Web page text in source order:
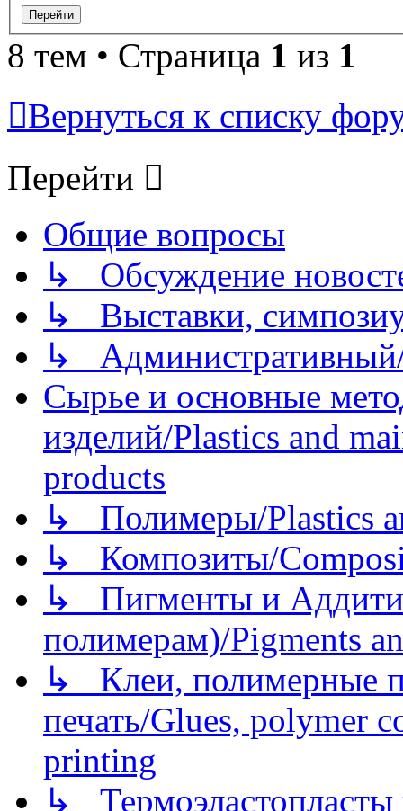
8 тем • Страница 1 из 1
Вернуться к списку
Перейти
Общие вопросы
↳ Обсуждение
↳ Выставки,
↳
Сырье и основные
изделий/Plastics and
products
↳ Полимеры/Plastics
↳ Композиты/
↳ Пигменты и
полимерам)/Pigments
↳ Клеи, полимерные
печать/Glues, polymer
printing
↳